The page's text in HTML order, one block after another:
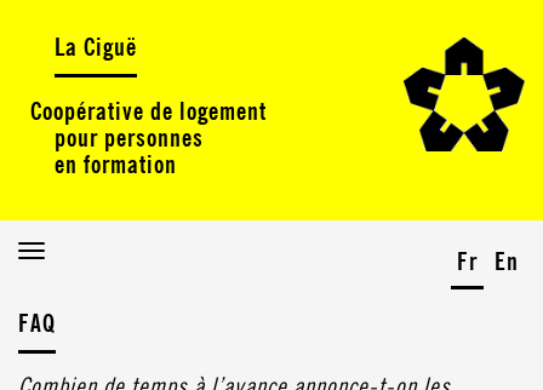
La Ciguë
Coopérative de logement
pour personnes
en formation
Toggle
Fr En
FAQ